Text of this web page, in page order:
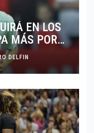
EN LOS
MÁS POR
DELFIN